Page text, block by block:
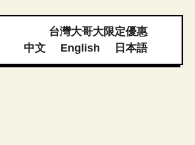
台灣大哥大限定優惠
中文
English 日本語